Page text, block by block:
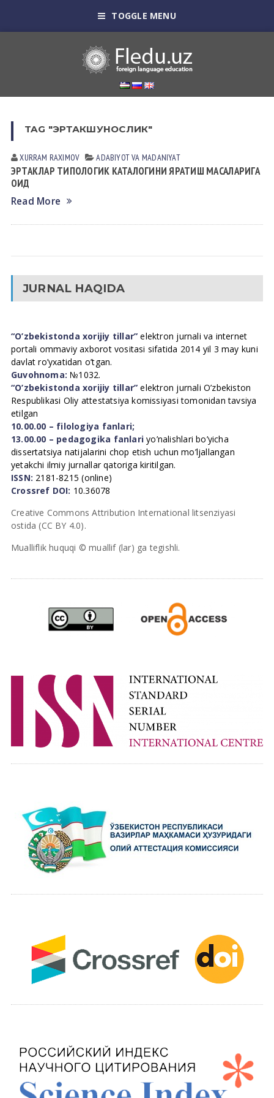
TOGGLE MENU
TAG "ЭРТАКШУНОСЛИК"
XURRAM RАXIMOV АDАBIYOT VА MАDАNIYAT
ЭРТАКЛАР ТИПОЛОГИК КАТАЛОГИНИ ЯРАТИШ МАСАЛАРИГА
ОИД
Read More
JURNAL HAQIDA
“O’zbekistonda xorijiy tillar” elektron jurnali va internet
portali ommaviy axborot vositasi sifatida 2014 yil 3 may kuni
davlat ro’yxatidan o’tgan.
Guvohnoma: №1032.
“O’zbekistonda xorijiy tillar” elektron jurnali O’zbekiston
Respublikasi Oliy attestatsiya komissiyasi tomonidan tavsiya
etilgan
10.00.00 – filologiya fanlari;
13.00.00 – pedagogika fanlari yo’nalishlari bo’yicha
dissertatsiya natijalarini chop etish uchun mo’ljallangan
yetakchi ilmiy jurnallar qatoriga kiritilgan.
ISSN: 2181-8215 (online)
Crossref DOI: 10.36078
Creative Commons Attribution International litsenziyasi
ostida (CC BY 4.0).
Mualliflik huquqi © muallif (lar) ga tegishli.